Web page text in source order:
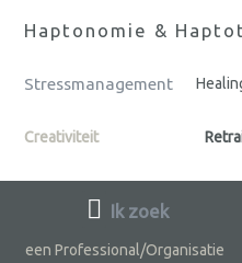
Haptonomie &
Stressmanagement
Creativiteit
Ik zoek
een Professional/Organisatie